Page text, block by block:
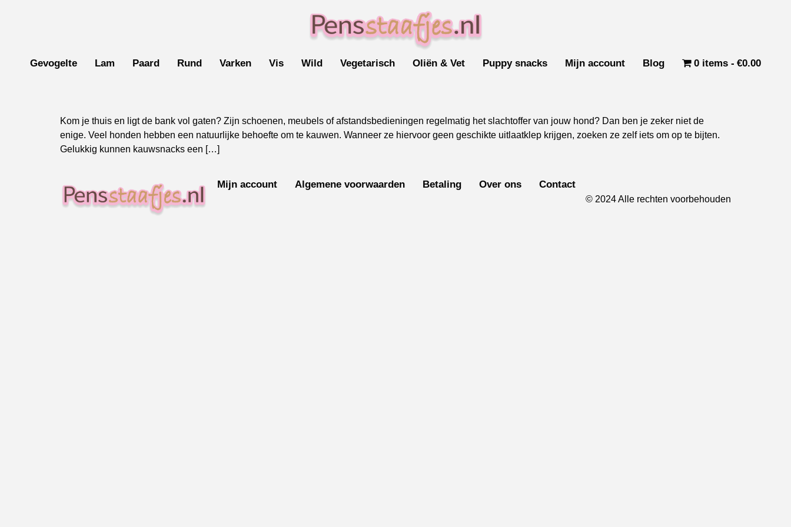
Gevogelte Lam Paard Rund Varken Vis Wild Vegetarisch Oliën & Vet Puppy snacks Mijn account Blog 0 items €0.00
Kom je thuis en ligt de bank vol gaten? Zijn schoenen, meubels of afstandsbedieningen regelmatig het slachtoffer van jouw hond? Dan ben je zeker niet de
enige. Veel honden hebben een natuurlijke behoefte om te kauwen. Wanneer ze hiervoor geen geschikte uitlaatklep krijgen, zoeken ze zelf iets om op te bijten.
Gelukkig kunnen kauwsnacks een […]
Mijn account Algemene voorwaarden Betaling Over ons Contact
© 2024 Alle rechten voorbehouden